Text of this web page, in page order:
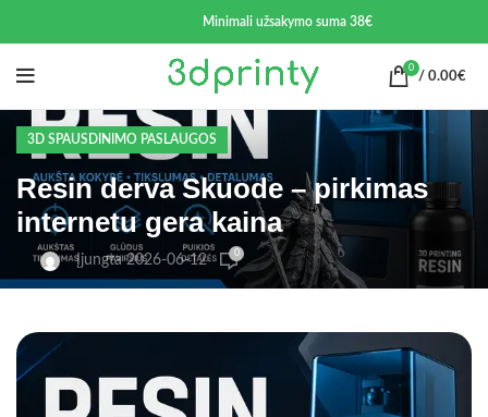
Minimali užsakymo suma 38€
0
/ 0.00€
3D SPAUSDINIMO PASLAUGOS
Resin derva Skuode – pirkimas
internetu gera kaina
Įjungta 2026-06-12 0